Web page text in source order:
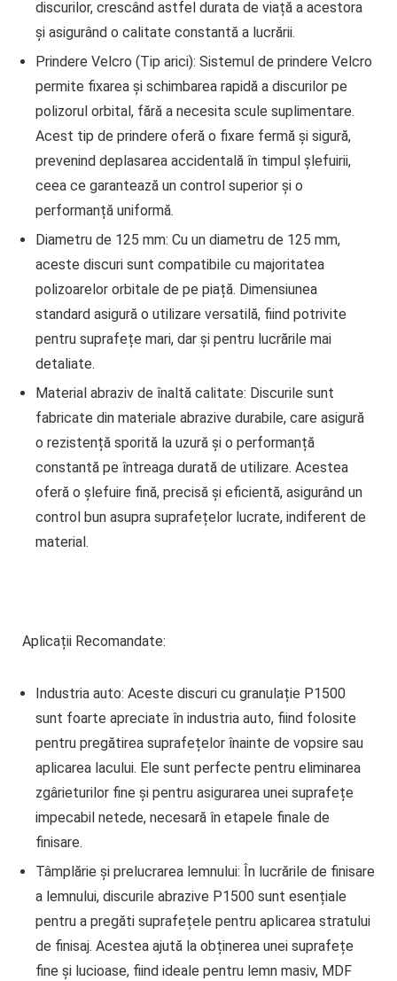
discurilor, crescând astfel durata de viață a acestora
și asigurând o calitate constantă a lucrării.
Prindere Velcro (Tip arici): Sistemul de prindere Velcro
permite fixarea și schimbarea rapidă a discurilor pe
polizorul orbital, fără a necesita scule suplimentare.
Acest tip de prindere oferă o fixare fermă și sigură,
prevenind deplasarea accidentală în timpul șlefuirii,
ceea ce garantează un control superior și o
performanță uniformă.
Diametru de 125 mm: Cu un diametru de 125 mm,
aceste discuri sunt compatibile cu majoritatea
polizoarelor orbitale de pe piață. Dimensiunea
standard asigură o utilizare versatilă, fiind potrivite
pentru suprafețe mari, dar și pentru lucrările mai
detaliate.
Material abraziv de înaltă calitate: Discurile sunt
fabricate din materiale abrazive durabile, care asigură
o rezistență sporită la uzură și o performanță
constantă pe întreaga durată de utilizare. Acestea
oferă o șlefuire fină, precisă și eficientă, asigurând un
control bun asupra suprafețelor lucrate, indiferent de
material.
Aplicații Recomandate:
Industria auto: Aceste discuri cu granulație P1500
sunt foarte apreciate în industria auto, fiind folosite
pentru pregătirea suprafețelor înainte de vopsire sau
aplicarea lacului. Ele sunt perfecte pentru eliminarea
zgârieturilor fine și pentru asigurarea unei suprafețe
impecabil netede, necesară în etapele finale de
finisare.
Tâmplărie și prelucrarea lemnului: În lucrările de finisare
a lemnului, discurile abrazive P1500 sunt esențiale
pentru a pregăti suprafețele pentru aplicarea stratului
de finisaj. Acestea ajută la obținerea unei suprafețe
fine și lucioase, fiind ideale pentru lemn masiv, MDF